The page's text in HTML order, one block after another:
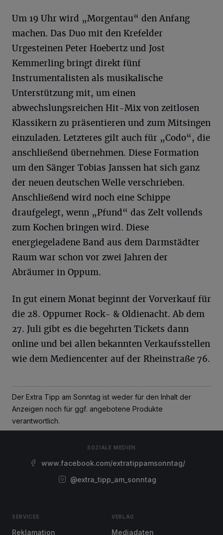
Um 19 Uhr wird „Morgentau“ den Anfang
machen. Das Duo mit den Krefelder
Urgesteinen Peter Hoebertz und Jost
Kemmerling bringt direkt fünf
Instrumentalisten als musikalische
Unterstützung mit, um einen
abwechslungsreichen Hit-Mix von zeitlosen
Klassikern zu präsentieren und zum Mitsingen
einzuladen. Letzteres gilt auch für „Codo“, die
anschließend übernehmen. Diese Formation
um den Sänger Tobias Janssen hat sich ganz
der neuen deutschen Welle verschrieben.
Anschließend wird noch eine Schippe
draufgelegt, wenn „Pfund“ das Zelt vollends
zum Kochen bringen wird. Diese
energiegeladene Band aus dem Darmstädter
Raum war schon vor zwei Jahren der
Abräumer in Oppum.
In gut einem Monat beginnt der Vorverkauf für
die 28. Oppumer Rock- & Oldienacht. Ab dem
27. Juli gibt es die begehrten Tickets dann
online und bei allen bekannten Verkaufsstellen
wie dem Mediencenter auf der Rheinstraße 76.
Der Extra Tipp am Sonntag ist weder für den Inhalt der
Anzeigen noch für ggf. angebotene Produkte
verantwortlich.
SOZIALE MEDIEN
www.facebook.com/extratippamsonntag/
@extra_tipp_am_sonntag
SERVICES
Reklamation
VERLAG
Mediadaten